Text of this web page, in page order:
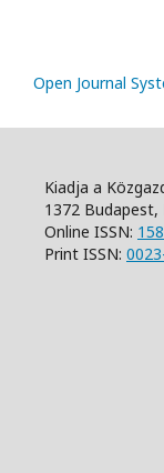
Open Journal
Kiadja a
1372 Budapest,
Online ISSN:
Print ISSN: